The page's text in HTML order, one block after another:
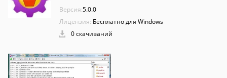
Версия:5.0.0
Лицензия: Бесплатно для Windows
0 скачиваний